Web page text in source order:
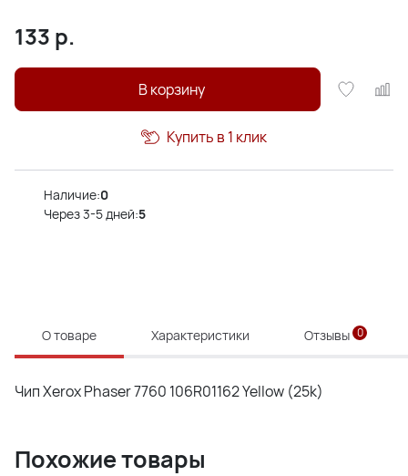
133 р.
В корзину
Купить в 1 клик
Наличие:0
Через 3-5 дней:5
О товаре Характеристики Отзывы 0
Чип Xerox Phaser 7760 106R01162 Yellow (25k)
Похожие товары